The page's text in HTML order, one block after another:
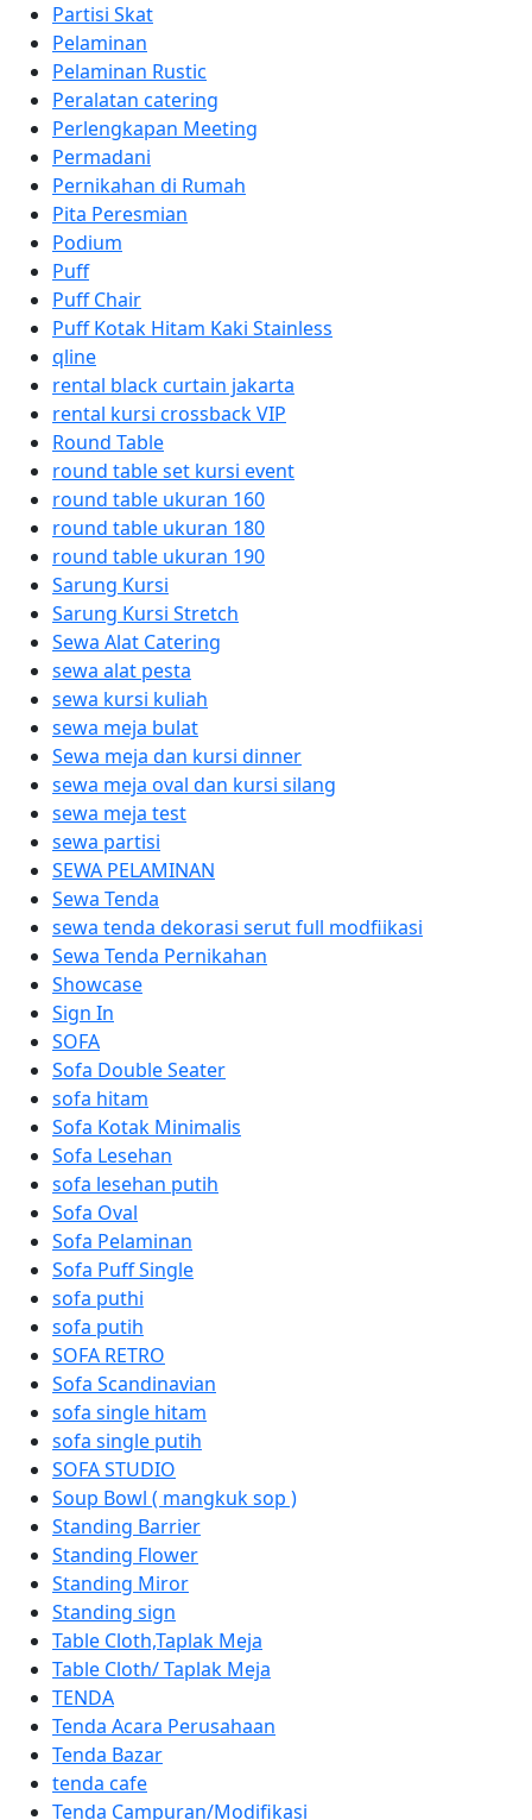
Partisi Skat
Pelaminan
Pelaminan Rustic
Peralatan catering
Perlengkapan Meeting
Permadani
Pernikahan di Rumah
Pita Peresmian
Podium
Puff
Puff Chair
Puff Kotak Hitam Kaki Stainless
qline
rental black curtain jakarta
rental kursi crossback VIP
Round Table
round table set kursi event
round table ukuran 160
round table ukuran 180
round table ukuran 190
Sarung Kursi
Sarung Kursi Stretch
Sewa Alat Catering
sewa alat pesta
sewa kursi kuliah
sewa meja bulat
Sewa meja dan kursi dinner
sewa meja oval dan kursi silang
sewa meja test
sewa partisi
SEWA PELAMINAN
Sewa Tenda
sewa tenda dekorasi serut full modfiikasi
Sewa Tenda Pernikahan
Showcase
Sign In
SOFA
Sofa Double Seater
sofa hitam
Sofa Kotak Minimalis
Sofa Lesehan
sofa lesehan putih
Sofa Oval
Sofa Pelaminan
Sofa Puff Single
sofa puthi
sofa putih
SOFA RETRO
Sofa Scandinavian
sofa single hitam
sofa single putih
SOFA STUDIO
Soup Bowl ( mangkuk sop )
Standing Barrier
Standing Flower
Standing Miror
Standing sign
Table Cloth,Taplak Meja
Table Cloth/ Taplak Meja
TENDA
Tenda Acara Perusahaan
Tenda Bazar
tenda cafe
Tenda Campuran/Modifikasi